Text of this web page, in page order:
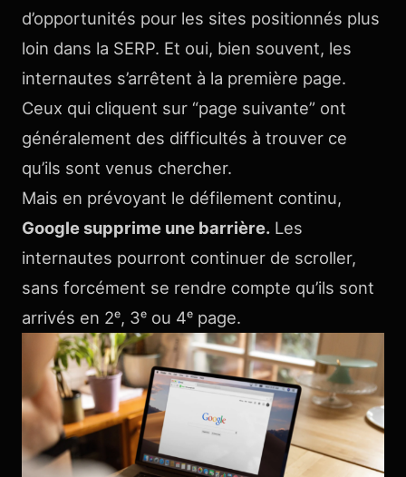
d’opportunités pour les sites positionnés plus
loin dans la SERP. Et oui, bien souvent, les
internautes s’arrêtent à la première page.
Ceux qui cliquent sur “page suivante” ont
généralement des difficultés à trouver ce
qu’ils sont venus chercher.
Mais en prévoyant le défilement continu,
Google supprime une barrière. Les
internautes pourront continuer de scroller,
sans forcément se rendre compte qu’ils sont
arrivés en 2ᵉ, 3ᵉ ou 4ᵉ page.